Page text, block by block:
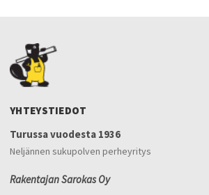
YHTEYSTIEDOT
Turussa vuodesta 1936
Neljännen sukupolven perheyritys
Rakentajan Sarokas Oy